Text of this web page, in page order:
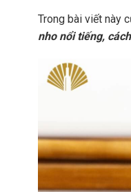
Trong bài viết này
nho nổi tiếng,